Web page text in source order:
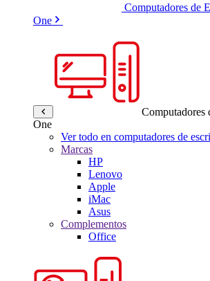
Computadores de
One
One
Ver todo en computadores de
Marcas
HP
Lenovo
Apple
iMac
Asus
Complementos
Office